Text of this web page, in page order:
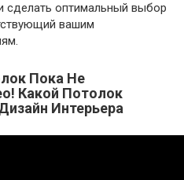
сделать оптимальный выбор
вашим
Пока Не
Какой Потолок
Интерьера